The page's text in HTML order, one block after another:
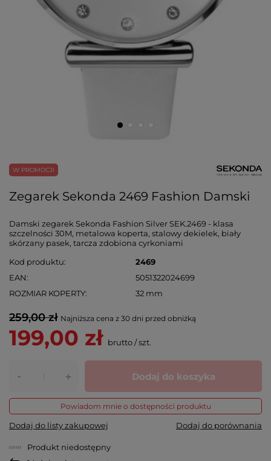
W PROMOCJI
Zegarek Sekonda 2469 Fashion Damski
Damski zegarek Sekonda Fashion Silver SEK.2469 - klasa
szczelności 30M, metalowa koperta, stalowy dekielek, biały
skórzany pasek, tarcza zdobiona cyrkoniami
Kod produktu
2469
EAN
5051322024699
ROZMIAR KOPERTY
32 mm
259,00 zł Najniższa cena z 30 dni przed obniżką
199,00 zł brutto/szt.
- + Dodaj do koszyka
Powiadom mnie o dostępności produktu
Dodaj do listy zakupowej Dodaj do porównania
Produkt niedostępny